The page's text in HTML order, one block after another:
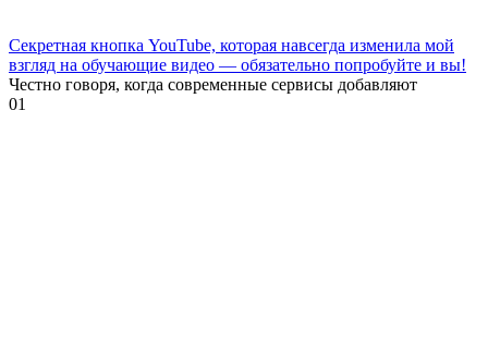
Секретная кнопка YouTube, которая навсегда изменила мой
взгляд на обучающие видео — обязательно попробуйте и вы!
Честно говоря, когда современные сервисы добавляют
01